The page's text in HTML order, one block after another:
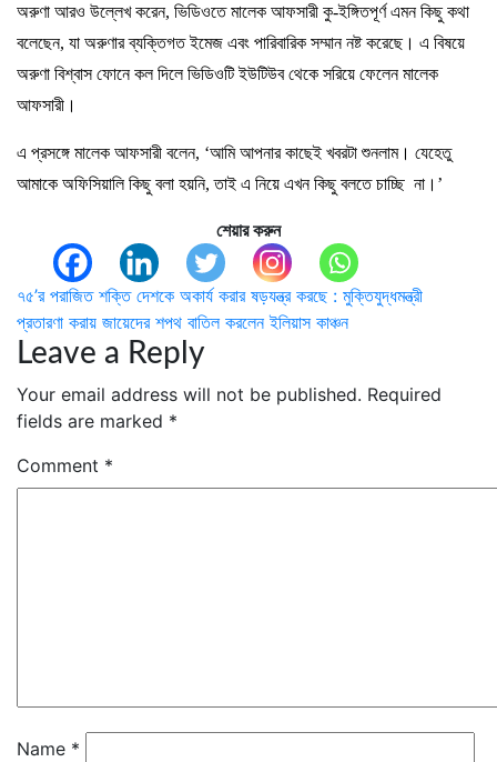
অরুণা আরও উল্লেখ করেন, ভিডিওতে মালেক আফসারী কু-ইঙ্গিতপূর্ণ এমন কিছু কথা
বলেছেন, যা অরুণার ব্যক্তিগত ইমেজ এবং পারিবারিক সম্মান নষ্ট করেছে। এ বিষয়ে
অরুণা বিশ্বাস ফোনে কল দিলে ভিডিওটি ইউটিউব থেকে সরিয়ে ফেলেন মালেক
আফসারী।
এ প্রসঙ্গে মালেক আফসারী বলেন, ‘আমি আপনার কাছেই খবরটা শুনলাম। যেহেতু
আমাকে অফিসিয়ালি কিছু বলা হয়নি, তাই এ নিয়ে এখন কিছু বলতে চাচ্ছি না।’
শেয়ার করুন
Post
navigation
৭৫’র পরাজিত শক্তি দেশকে অকার্য করার ষড়যন্ত্র করছে : মুক্তিযুদ্ধমন্ত্রী
প্রতারণা করায় জায়েদের শপথ বাতিল করলেন ইলিয়াস কাঞ্চন
Leave a Reply
Your email address will not be published. Required
fields are marked *
Comment *
Name *